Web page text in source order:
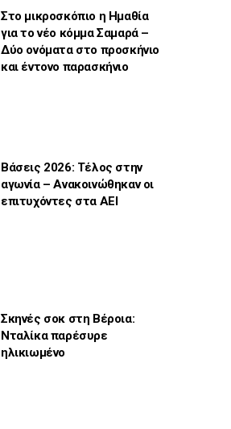
Στο μικροσκόπιο η Ημαθία
για το νέο κόμμα Σαμαρά –
Δύο ονόματα στο προσκήνιο
και έντονο παρασκήνιο
Βάσεις 2026: Τέλος στην
αγωνία – Ανακοινώθηκαν οι
επιτυχόντες στα ΑΕΙ
Σκηνές σοκ στη Βέροια:
Νταλίκα παρέσυρε
ηλικιωμένο